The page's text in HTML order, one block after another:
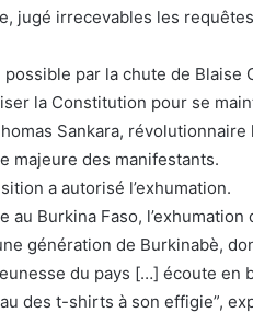
jugé irrecevables les
par la chute de Blaise
la Constitution pour se
Sankara, révolutionnaire
majeure des manifestants.
a autorisé l’exhumation.
au Burkina Faso,
génération de Burkinabè,
du pays […] écoute
des t-shirts à son effigie”,